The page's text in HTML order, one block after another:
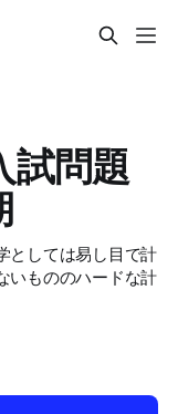
試問題
しては易し目で計
もののハードな計